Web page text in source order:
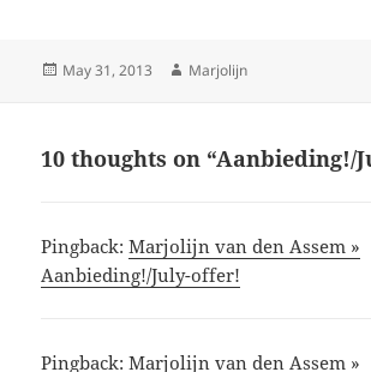
Posted
May 31, 2013 Author
Marjolijn
10 thoughts on “Aanbieding!/
Pingback:Marjolijn van den Assem »
Aanbieding!/July-offer!
Pingback:Marjolijn van den Assem »